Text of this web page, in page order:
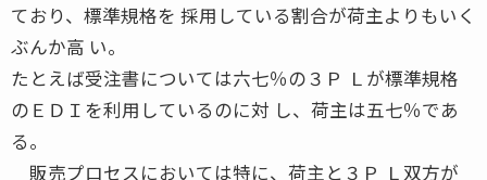
ており、標準規格を 採用している割合が荷主よりもいく
ぶんか高 い。
たとえば受注書については六七％の３Ｐ Ｌが標準規格
のＥＤＩを利用しているのに対 し、荷主は五七％であ
る。
販売プロセスにおいては特に、荷主と３Ｐ Ｌ双方が